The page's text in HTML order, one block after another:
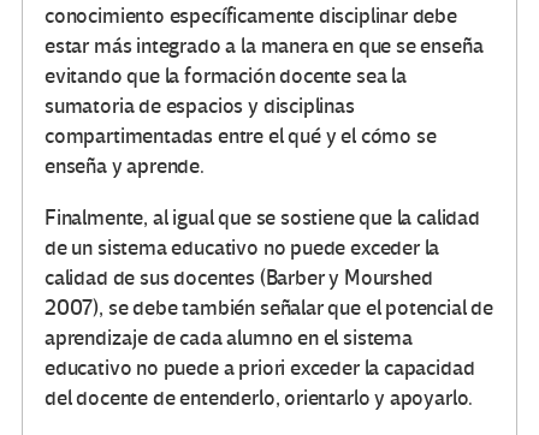
conocimiento específicamente disciplinar debe
estar más integrado a la manera en que se enseña
evitando que la formación docente sea la
sumatoria de espacios y disciplinas
compartimentadas entre el qué y el cómo se
enseña y aprende.
Finalmente, al igual que se sostiene que la calidad
de un sistema educativo no puede exceder la
calidad de sus docentes (Barber y Mourshed
2007), se debe también señalar que el potencial de
aprendizaje de cada alumno en el sistema
educativo no puede a priori exceder la capacidad
del docente de entenderlo, orientarlo y apoyarlo.